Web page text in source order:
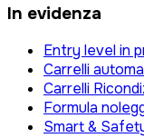
In evidenza
Entry level in
Carrelli
Carrelli
Formula
Smart &